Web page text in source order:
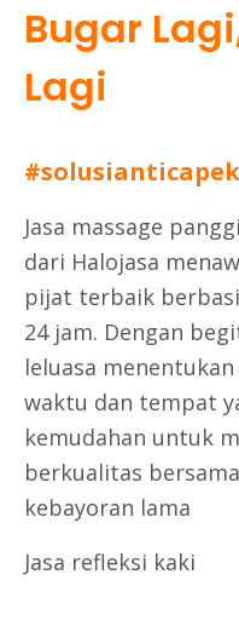
Bugar
Lagi
#solusianticapek
Jasa massage
dari Halojasa
pijat terbaik
24 jam. Dengan
leluasa
waktu dan tempat
kemudahan untuk
berkualitas bersama
kebayoran lama
Jasa refleksi kaki